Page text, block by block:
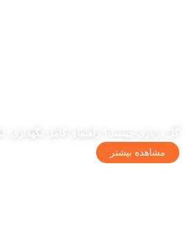
گل درباری چیست؟ راهنمای کامل نگهداری،
مشاهده بیشتر